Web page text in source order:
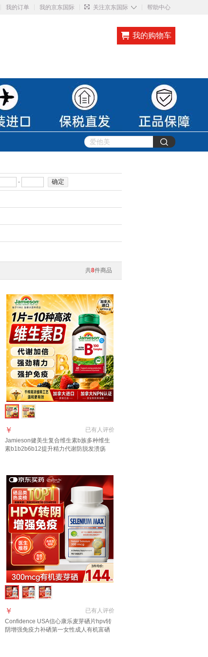
我的订单 我的京东国际 关注京东国际 ◇ 帮助中心
我的购物车
- 确定
共8件商品
已有人评价
￥
Jamieson健美生复合维生素b族多种维生
素b1b2b6b12提升精力代谢防脱发溃疡
已有人评价
￥
Confidence USA信心康乐麦芽硒片hpv转
阴增强免疫力补硒第一女性成人有机富硒